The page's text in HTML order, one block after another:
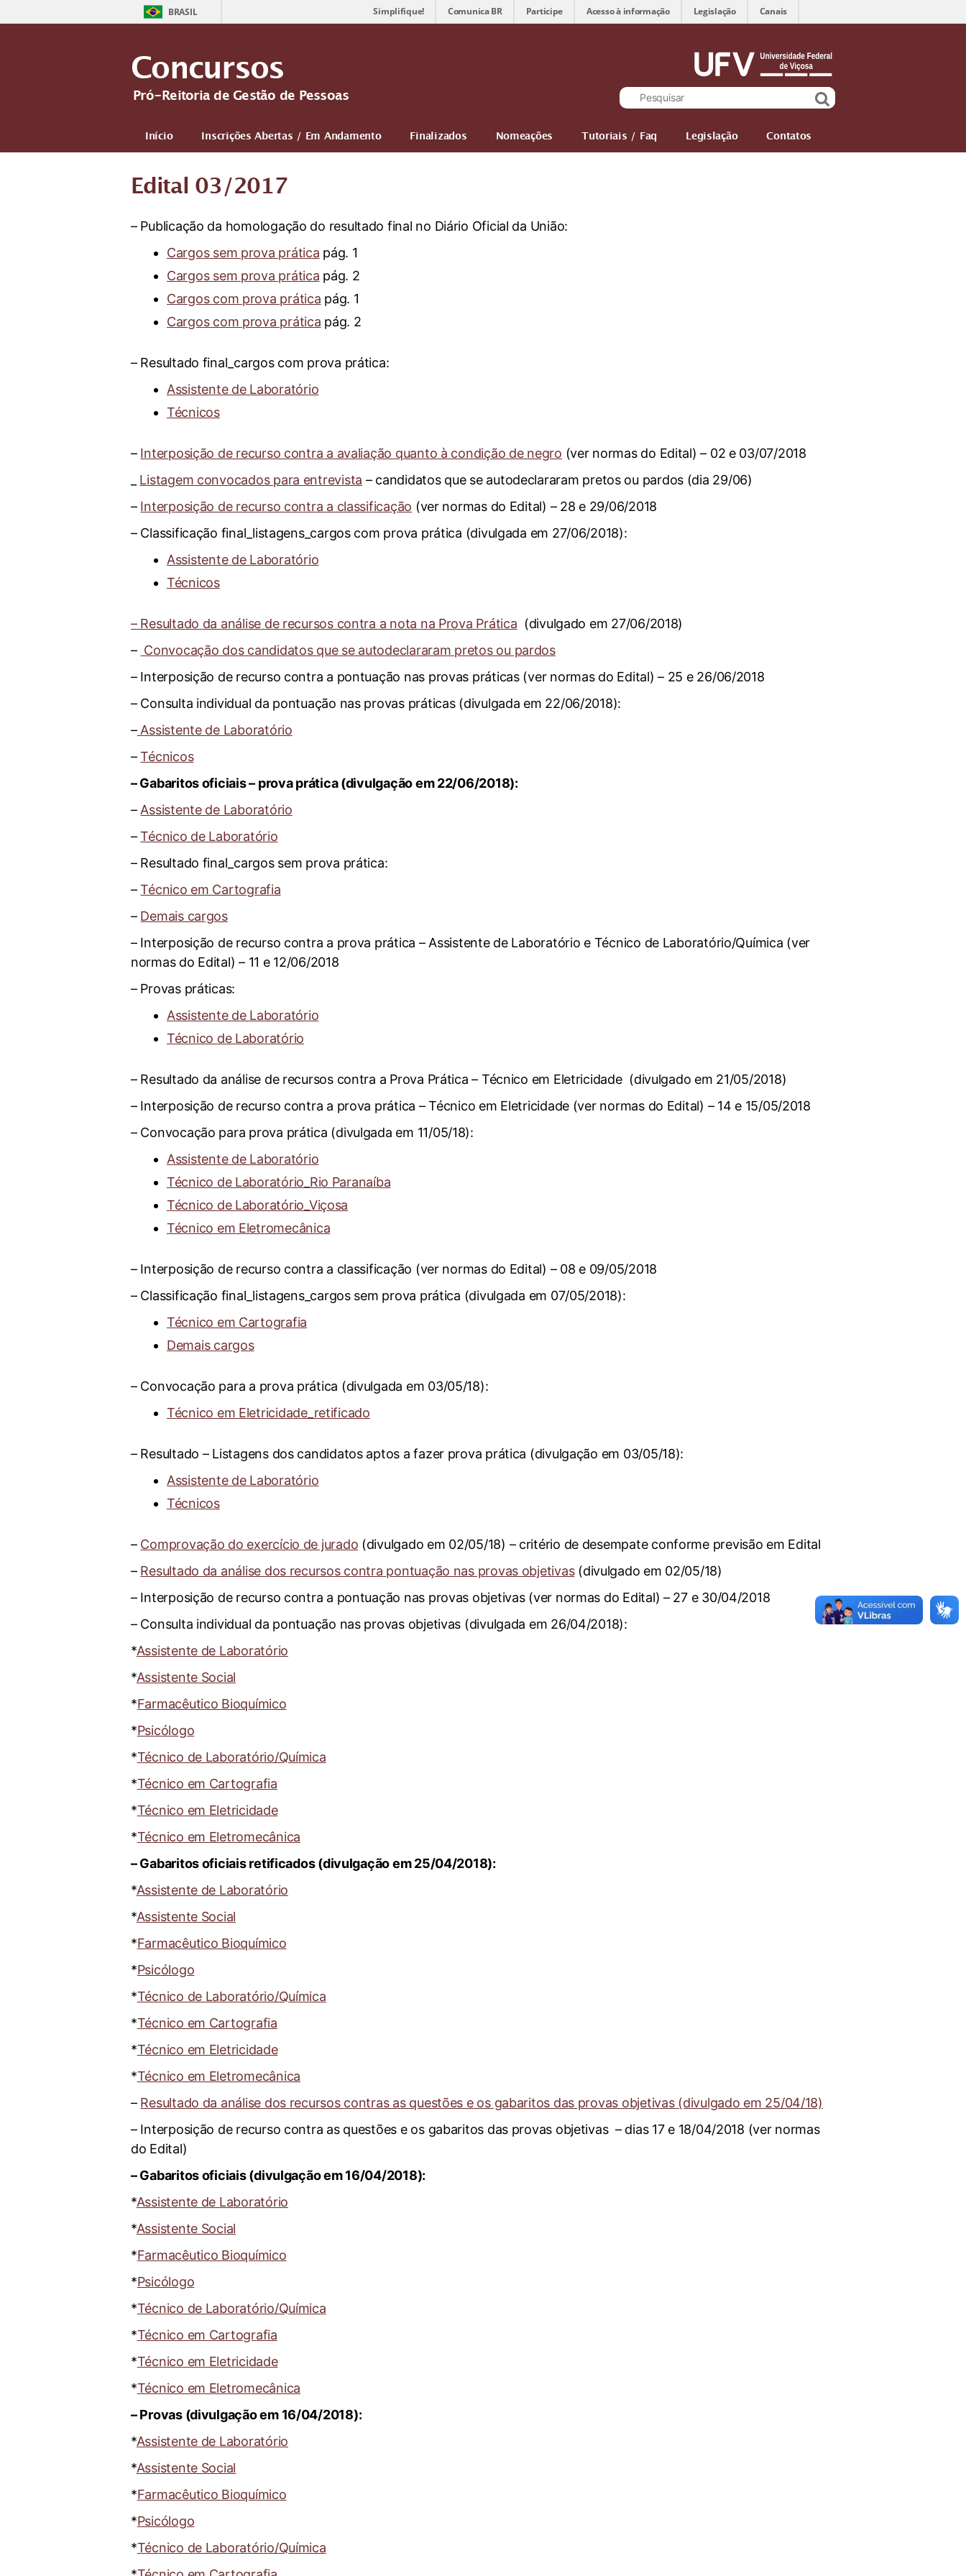
BRASIL Simplifique! Comunica BR Participe Acesso à informação Legislação Canais
Concursos
Pró-Reitoria de Gestão de Pessoas
Início Inscrições Abertas / Em Andamento Finalizados Nomeações Tutoriais / Faq Legislação Contatos
Edital 03/2017
– Publicação da homologação do resultado final no Diário Oficial da União:
Cargos sem prova prática pág. 1
Cargos sem prova prática pág. 2
Cargos com prova prática pág. 1
Cargos com prova prática pág. 2
– Resultado final_cargos com prova prática:
Assistente de Laboratório
Técnicos
– Interposição de recurso contra a avaliação quanto à condição de negro (ver normas do Edital) – 02 e 03/07/2018
Listagem convocados para entrevista – candidatos que se autodeclararam pretos ou pardos (dia 29/06)
– Interposição de recurso contra a classificação (ver normas do Edital) – 28 e 29/06/2018
– Classificação final_listagens_cargos com prova prática (divulgada em 27/06/2018):
Assistente de Laboratório
Técnicos
– Resultado da análise de recursos contra a nota na Prova Prática (divulgado em 27/06/2018)
– Convocação dos candidatos que se autodeclararam pretos ou pardos
– Interposição de recurso contra a pontuação nas provas práticas (ver normas do Edital) – 25 e 26/06/2018
– Consulta individual da pontuação nas provas práticas (divulgada em 22/06/2018):
–Assistente de Laboratório
–Técnicos
– Gabaritos oficiais – prova prática (divulgação em 22/06/2018):
– Assistente de Laboratório
–Técnico de Laboratório
– Resultado final_cargos sem prova prática:
–Técnico em Cartografia
– Demais cargos
– Interposição de recurso contra a prova prática – Assistente de Laboratório e Técnico de Laboratório/Química (ver
normas do Edital) – 11 e 12/06/2018
– Provas práticas:
Assistente de Laboratório
Técnico de Laboratório
– Resultado da análise de recursos contra a Prova Prática – Técnico em Eletricidade (divulgado em 21/05/2018)
– Interposição de recurso contra a prova prática – Técnico em Eletricidade (ver normas do Edital) – 14 e 15/05/2018
– Convocação para prova prática (divulgada em 11/05/18):
Assistente de Laboratório
Técnico de Laboratório_Rio Paranaíba
Técnico de Laboratório_Viçosa
Técnico em Eletromecânica
– Interposição de recurso contra a classificação (ver normas do Edital) – 08 e 09/05/2018
– Classificação final_listagens_cargos sem prova prática (divulgada em 07/05/2018):
Técnico em Cartografia
Demais cargos
– Convocação para a prova prática (divulgada em 03/05/18):
Técnico em Eletricidade_retificado
– Resultado – Listagens dos candidatos aptos a fazer prova prática (divulgação em 03/05/18):
Assistente de Laboratório
Técnicos
– Comprovação do exercício de jurado (divulgado em 02/05/18) – critério de desempate conforme previsão em Edital
– Resultado da análise dos recursos contra pontuação nas provas objetivas(divulgado em 02/05/18)
– Interposição de recurso contra a pontuação nas provas objetivas (ver normas do Edital) – 27 e 30/04/2018
– Consulta individual da pontuação nas provas objetivas (divulgada em 26/04/2018):
*Assistente de Laboratório
*Assistente Social
*Farmacêutico Bioquímico
*Psicólogo
*Técnico de Laboratório/Química
*Técnico em Cartografia
*Técnico em Eletricidade
*Técnico em Eletromecânica
– Gabaritos oficiais retificados (divulgação em 25/04/2018):
*Assistente de Laboratório
*Assistente Social
*Farmacêutico Bioquímico
*Psicólogo
*Técnico de Laboratório/Química
*Técnico em Cartografia
*Técnico em Eletricidade
*Técnico em Eletromecânica
– Resultado da análise dos recursos contras as questões e os gabaritos das provas objetivas (divulgado em 25/04/18)
– Interposição de recurso contra as questões e os gabaritos das provas objetivas – dias 17 e 18/04/2018 (ver normas
do Edital)
– Gabaritos oficiais (divulgação em 16/04/2018):
*Assistente de Laboratório
*Assistente Social
*Farmacêutico Bioquímico
*Psicólogo
*Técnico de Laboratório/Química
*Técnico em Cartografia
*Técnico em Eletricidade
*Técnico em Eletromecânica
– Provas (divulgação em 16/04/2018):
*Assistente de Laboratório
*Assistente Social
*Farmacêutico Bioquímico
*Psicólogo
*Técnico de Laboratório/Química